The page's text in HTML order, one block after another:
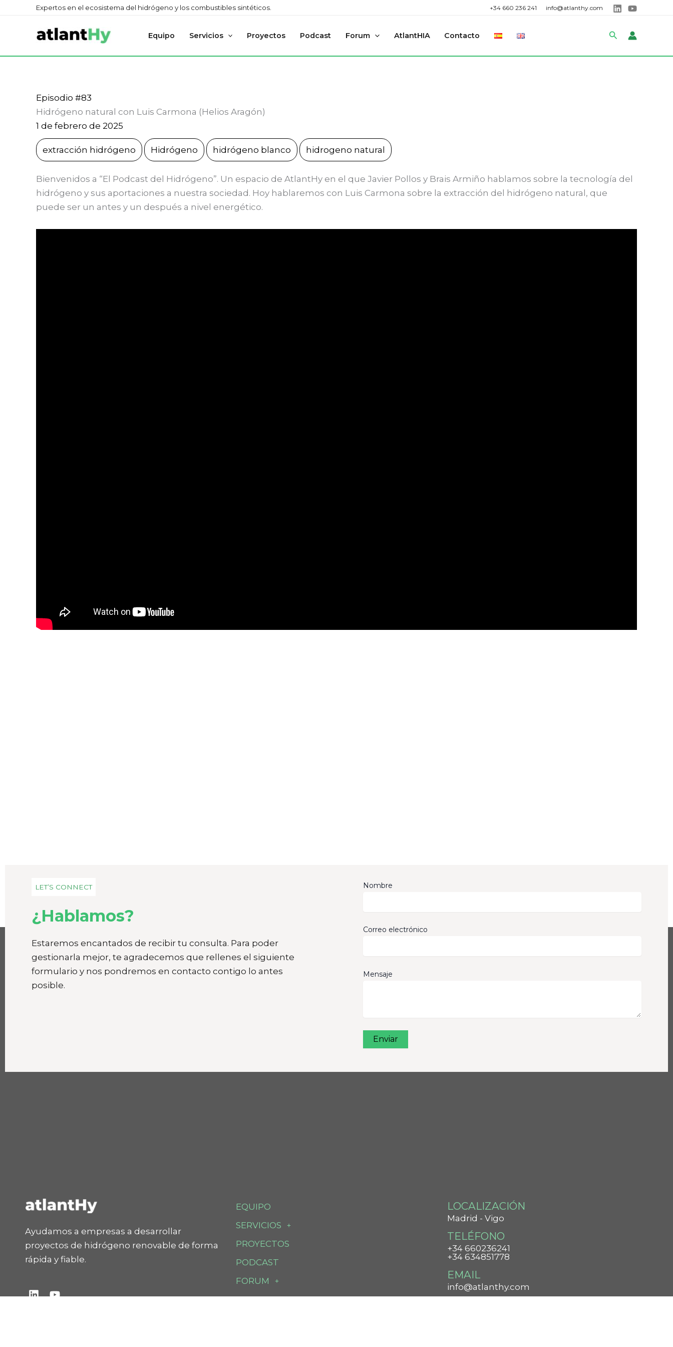
contenido
Expertos en el ecosistema del hidrógeno y los combustibles sintéticos. +34 660 236 241 info@atlanthy.com
Equipo Servicios Proyectos Podcast Forum AtlantHIA Contacto Buscar
Episodio #83
Hidrógeno natural con Luis Carmona (Helios Aragón)
1 de febrero de 2025
extracción hidrógeno Hidrógeno hidrógeno blanco hidrogeno natural
Bienvenidos a “El Podcast del Hidrógeno”. Un espacio de AtlantHy en el que Javier Pollos y Brais Armiño hablamos sobre la tecnología del
hidrógeno y sus aportaciones a nuestra sociedad. Hoy hablaremos con Luis Carmona sobre la extracción del hidrógeno natural, que
puede ser un antes y un después a nivel energético.
LET’S CONNECT
¿Hablamos?
Estaremos encantados de recibir tu consulta. Para poder
gestionarla mejor, te agradecemos que rellenes el siguiente
formulario y nos pondremos en contacto contigo lo antes
posible.
Nombre
Correo electrónico
Mensaje
Ayudamos a empresas a desarrollar
proyectos de hidrógeno renovable de forma
rápida y fiable.
L
Y
EQUIPO
SERVICIOS
PROYECTOS
PODCAST
FORUM
ATLANTHIA
LOCALIZACIÓN
Madrid - Vigo
TELÉFONO
+34 660236241
+34 634851778
EMAIL
info@atlanthy.com